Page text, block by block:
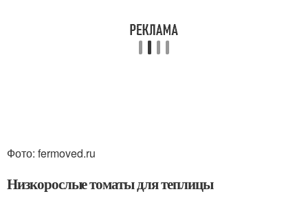
Фото: fermoved.ru
Низкорослые томаты для теплицы